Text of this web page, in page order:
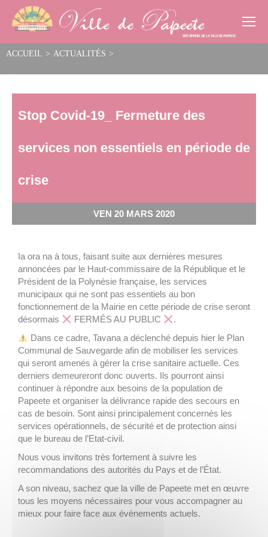
ACCUEIL > ACTUALITÉS >
Stop Covid-19_ Fermeture des
services non essentiels en période de
crise
VEN 20 MARS 2020
Ia ora na à tous, faisant suite aux dernières mesures
annoncées par le Haut-commissaire de la République et le
Président de la Polynésie française, les services
municipaux qui ne sont pas essentiels au bon
fonctionnement de la Mairie en cette période de crise seront
désormais
FERMÉS AU PUBLIC
.
Dans ce cadre, Tavana a déclenché depuis hier le Plan
Communal de Sauvegarde afin de mobiliser les services
qui seront amenés à gérer la crise sanitaire actuelle. Ces
derniers demeureront donc ouverts. Ils pourront ainsi
continuer à répondre aux besoins de la population de
Papeete et organiser la délivrance rapide des secours en
cas de besoin. Sont ainsi principalement concernés les
services opérationnels, de sécurité et de protection ainsi
que le bureau de l’Etat-civil.
Nous vous invitons très fortement à suivre les
recommandations des autorités du Pays et de l’État.
A son niveau, sachez que la ville de Papeete met en œuvre
tous les moyens nécessaires pour vous accompagner au
mieux pour faire face aux évènements actuels.
Cookies management panel